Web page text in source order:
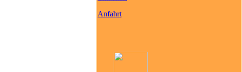
Anfahrt